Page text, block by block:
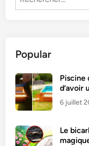
Popular
Piscine
d’avoir
6 juillet
Le